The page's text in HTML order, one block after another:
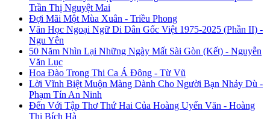
Trần Thị Nguyệt Mai
Đợi Mãi Một Mùa Xuân - Triều Phong
Văn Học Ngoại Ngữ Di Dân Gốc Việt 1975-2025 (Phần II) -
Ngu Yên
50 Năm Nhìn Lại Những Ngày Mất Sài Gòn (Kết) - Nguyễn
Văn Lục
Hoa Đào Trong Thi Ca Á Đông - Từ Vũ
Lời Vĩnh Biệt Muộn Màng Dành Cho Người Bạn Nhảy Dù -
Phạm Tín An Ninh
Đến Với Tập Thơ Thứ Hai Của Hoàng Uyển Văn - Hoàng
Thị Bích Hà